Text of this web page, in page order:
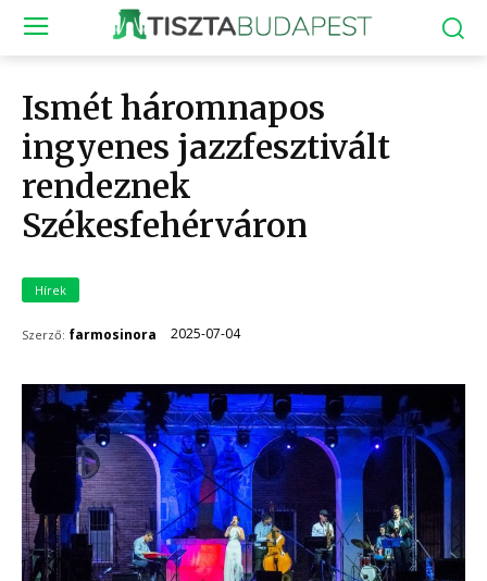
Ismét háromnapos
ingyenes jazzfesztivált
rendeznek
Székesfehérváron
Hírek
Szerző: farmosinora 2025-07-04